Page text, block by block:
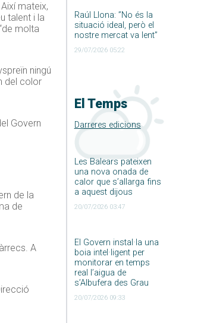
Raúl Llona: ”No és la
situació ideal, però el
nostre mercat va lent”
29/07/2026 05:22
El Temps
Darreres edicions
Les Balears pateixen
una nova onada de
calor que s’allarga fins
a aquest dijous
20/07/2026 03:47
El Govern instal·la una
boia intel·ligent per
monitorar en temps
real l’aigua de
s’Albufera des Grau
20/07/2026 09:33
mateix,
talent i la
molta
ningú
del color
Govern
de la
de
A